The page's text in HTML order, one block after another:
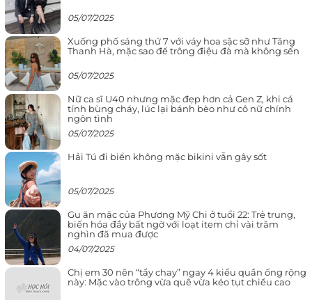
05/07/2025
Xuống phố sáng thứ 7 với váy hoa sặc sỡ như Tăng
Thanh Hà, mặc sao để trông điệu đà mà không sến
05/07/2025
Nữ ca sĩ U40 nhưng mặc đẹp hơn cả Gen Z, khi cá
tính bùng cháy, lúc lại bánh bèo như cô nữ chính
ngôn tình
05/07/2025
Hải Tú đi biển không mặc bikini vẫn gây sốt
05/07/2025
Gu ăn mặc của Phương Mỹ Chi ở tuổi 22: Trẻ trung,
biến hóa đầy bất ngờ với loạt item chỉ vài trăm
nghìn đã mua được
04/07/2025
Chị em 30 nên “tẩy chay” ngay 4 kiểu quần ống rộng
này: Mặc vào trông vừa quê vừa kéo tụt chiều cao